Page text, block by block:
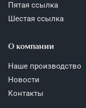
Пятая ссылка
Шестая ссылка
О компании
Наше производство
Новости
Контакты